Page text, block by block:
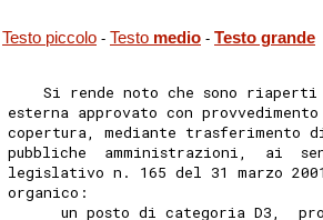
Testo piccolo - Testo medio - Testo grande
Si rende noto che sono
esterna approvato con
copertura, mediante
pubbliche  amministrazioni,  ai
legislativo n. 165 del 31 marzo
organico:
un posto di categoria D3,